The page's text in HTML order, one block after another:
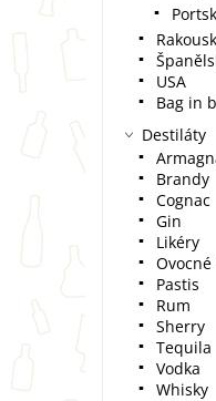
USA
Bag in
Destiláty
Brandy
Cognac
Gin
Likéry
Ovocné
Pastis
Rum
Sherry
Tequila
Vodka
Whisky